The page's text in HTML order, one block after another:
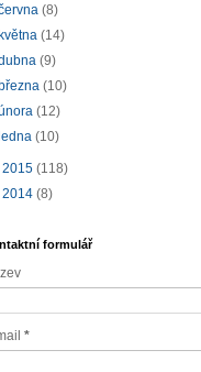
(8)
května(14)
(9)
března(10)
(12)
ledna(10)
2015 (118)
2014 (8)
formulář
*